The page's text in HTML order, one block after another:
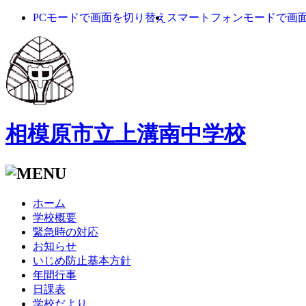
PCモードで画面を切り替え スマートフォンモードで画
相模原市立上溝南中学校
ホーム
学校概要
緊急時の対応
お知らせ
いじめ防止基本方針
年間行事
日課表
学校だより